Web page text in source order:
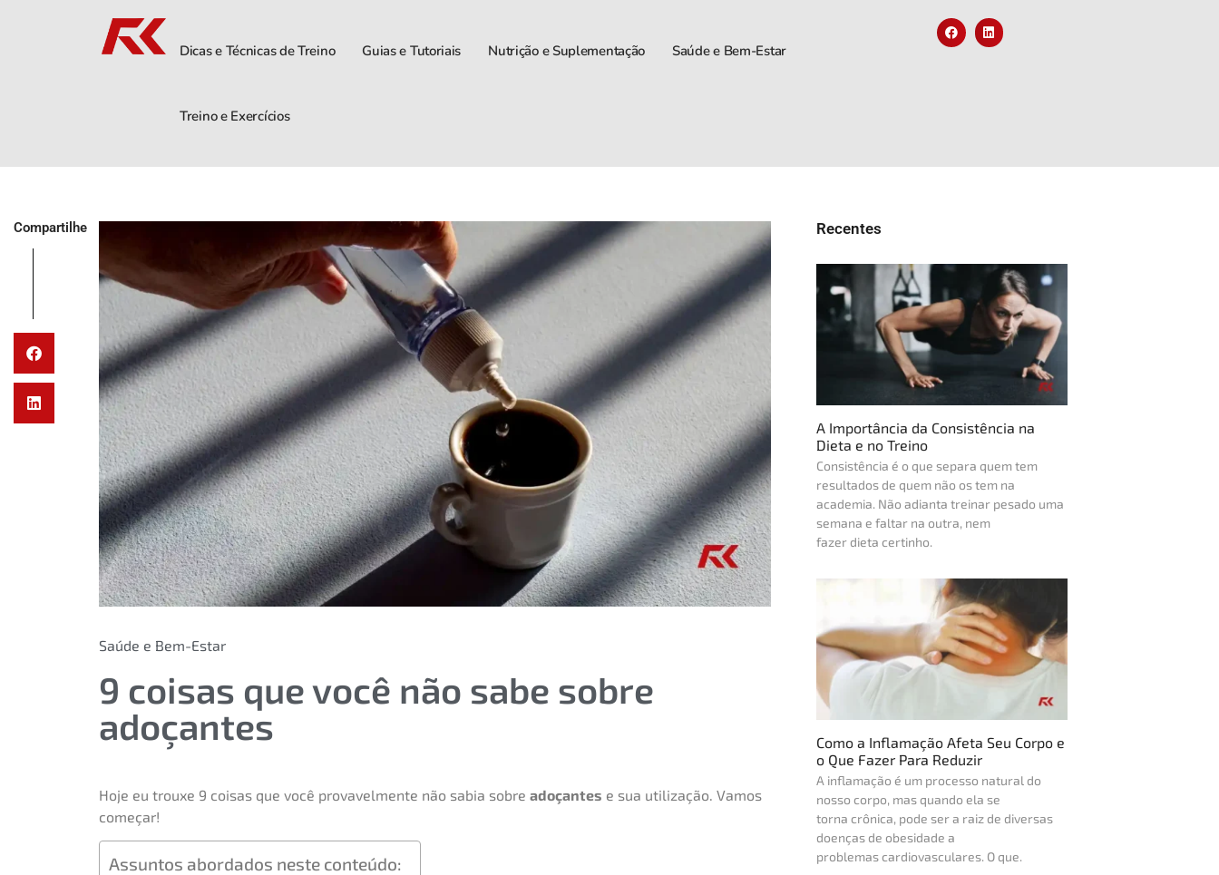
Dicas e Técnicas de Treino Guias e Tutoriais Nutrição e Suplementação Saúde e Bem-Estar
Treino e Exercícios
Compartilhe
Saúde e Bem-Estar
9 coisas que você não sabe sobre
adoçantes
Hoje eu trouxe 9 coisas que você provavelmente não sabia sobre adoçantes e sua utilização. Vamos
começar!
Assuntos abordados neste conteúdo:
Recentes
A Importância da Consistência na
Dieta e no Treino
Consistência é o que separa quem tem
resultados de quem não os tem na
academia. Não adianta treinar pesado uma
semana e faltar na outra, nem
fazer dieta certinho.
Como a Inflamação Afeta Seu Corpo e
o Que Fazer Para Reduzir
A inflamação é um processo natural do
nosso corpo, mas quando ela se
torna crônica, pode ser a raiz de diversas
doenças de obesidade a
problemas cardiovasculares. O que.